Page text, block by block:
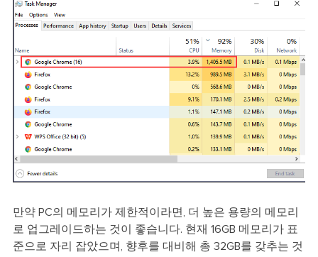
만약 PC의 메모리가 제한적이라면, 더 높은 용량의 메모리
로 업그레이드하는 것이 좋습니다. 현재 16GB 메모리가 표
준으로 자리 잡았으며, 향후를 대비해 총 32GB를 갖추는 것